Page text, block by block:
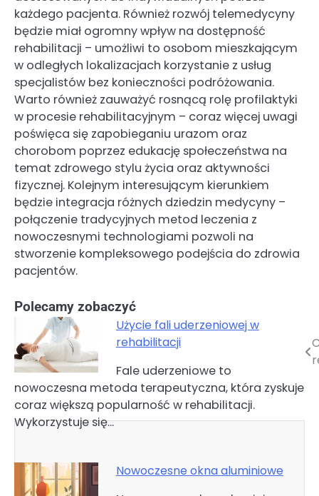
każdego pacjenta. Również rozwój telemedycyny
będzie miał ogromny wpływ na dostępność
rehabilitacji – umożliwi to osobom mieszkającym
w odległych lokalizacjach korzystanie z usług
specjalistów bez konieczności podróżowania.
Warto również zauważyć rosnącą rolę profilaktyki
w procesie rehabilitacyjnym – coraz więcej uwagi
poświęca się zapobieganiu urazom oraz
chorobom poprzez edukację społeczeństwa na
temat zdrowego stylu życia oraz aktywności
fizycznej. Kolejnym interesującym kierunkiem
będzie integracja różnych dziedzin medycyny –
połączenie tradycyjnych metod leczenia z
nowoczesnymi technologiami pozwoli na
stworzenie kompleksowego podejścia do zdrowia
pacjentów.
Polecamy zobaczyć
Użycie fali uderzeniowej w
rehabilitacji
Fale uderzeniowe to
nowoczesna metoda terapeutyczna, która zyskuje
coraz większą popularność w rehabilitacji.
Wykorzystuje się…
Nowoczesne okna aluminiowe
Nawigacja
wpisu